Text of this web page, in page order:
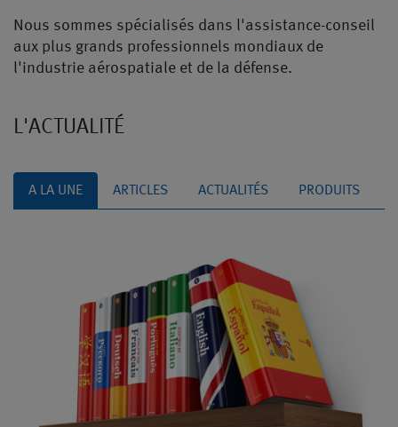
Nous sommes spécialisés dans l'assistance-conseil
aux plus grands professionnels mondiaux de
l'industrie aérospatiale et de la défense.
L'ACTUALITÉ
A LA UNE ARTICLES ACTUALITÉS PRODUITS